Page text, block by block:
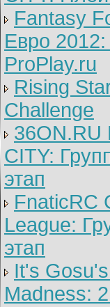
Fantasy
Евро 2012:
ProPlay.ru
Rising
Challenge
36ON.RU
CITY:
этап
FnaticRC
League:
этап
It's
Madness: